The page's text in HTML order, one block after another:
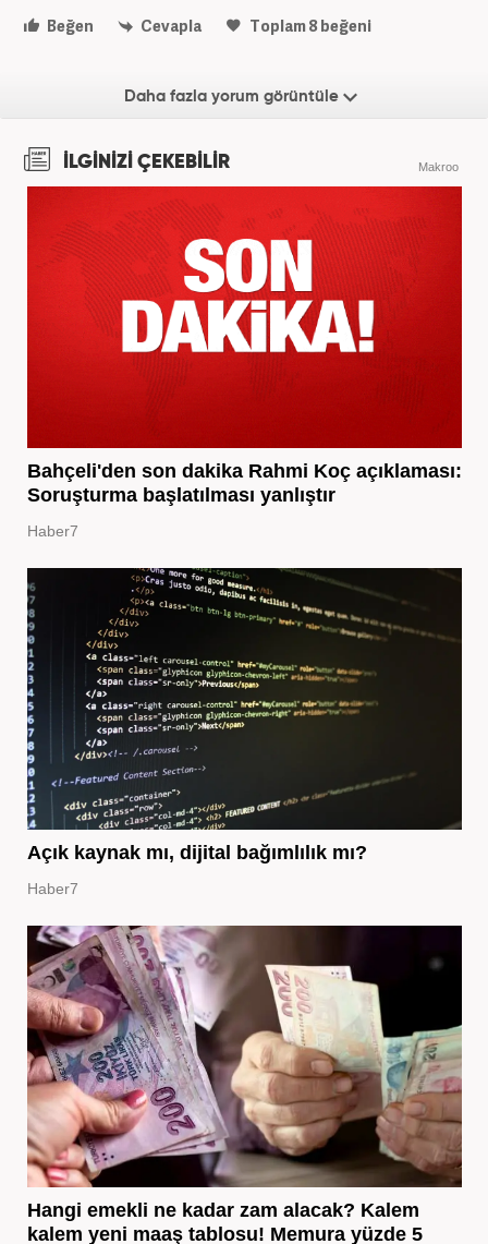
Beğen
Cevapla Toplam8beğeni
Daha fazla yorum görüntüle
İLGİNİZİ ÇEKEBİLİR Makroo
Bahçeli'den son dakika Rahmi Koç açıklaması:
Soruşturma başlatılması yanlıştır
Haber7
Açık kaynak mı, dijital bağımlılık mı?
Haber7
Hangi emekli ne kadar zam alacak? Kalem
kalem yeni maaş tablosu! Memura yüzde 5